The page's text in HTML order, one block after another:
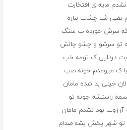
مایه ی افتخارت
بضی شبا چشات بباره
سرش خورده ب سنگ
تو سرشو و چشو چالش
دردایی ک تومه خب
ک میومدم خونه صب
خیلی بد شده مامان
راستشه جونه تو
بود نشدم مامان
تو شهر پخش بشه صدام